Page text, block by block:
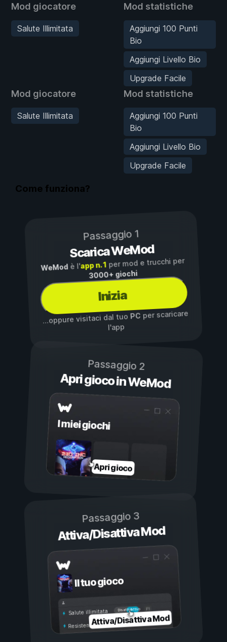
Mod giocatore
Salute Illimitata
Mod statistiche
Aggiungi 100 Punti
Bio
Aggiungi Livello Bio
Upgrade Facile
Mod giocatore
Salute Illimitata
Mod statistiche
Aggiungi 100 Punti
Bio
Aggiungi Livello Bio
Upgrade Facile
Come funziona?
Passaggio 1
Scarica WeMod
WeMod è l'app n. 1per mod e trucchi per
3000+ giochi
Inizia
...oppure visitaci dal tuoPC per scaricare
l'app
Passaggio 2
Apri gioco in WeMod
I miei giochi
Apri gioco
Passaggio 3
Attiva/Disattiva Mod
Il tuo gioco
Attivo
Disattivo
Salute illimitata
Resistenza illimitata
Attiva/Disattiva Mod